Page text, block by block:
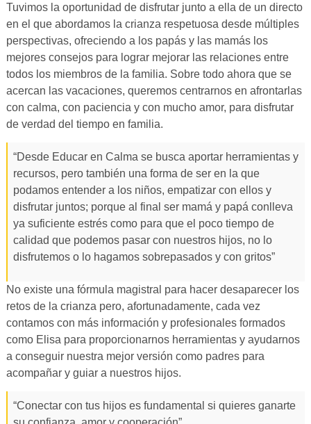
Tuvimos la oportunidad de disfrutar junto a ella de un directo
en el que abordamos la crianza respetuosa desde múltiples
perspectivas, ofreciendo a los papás y las mamás los
mejores consejos para lograr mejorar las relaciones entre
todos los miembros de la familia. Sobre todo ahora que se
acercan las vacaciones, queremos centrarnos en afrontarlas
con calma, con paciencia y con mucho amor, para disfrutar
de verdad del tiempo en familia.
“Desde Educar en Calma se busca aportar herramientas y
recursos, pero también una forma de ser en la que
podamos entender a los niños, empatizar con ellos y
disfrutar juntos; porque al final ser mamá y papá conlleva
ya suficiente estrés como para que el poco tiempo de
calidad que podemos pasar con nuestros hijos, no lo
disfrutemos o lo hagamos sobrepasados y con gritos”
No existe una fórmula magistral para hacer desaparecer los
retos de la crianza pero, afortunadamente, cada vez
contamos con más información y profesionales formados
como Elisa para proporcionarnos herramientas y ayudarnos
a conseguir nuestra mejor versión como padres para
acompañar y guiar a nuestros hijos.
“Conectar con tus hijos es fundamental si quieres ganarte